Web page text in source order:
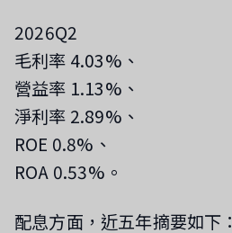
2026Q2
毛利率 4.03%、
營益率 1.13%、
淨利率 2.89%、
ROE 0.8%、
ROA 0.53%。
配息方面，近五年摘要如下：